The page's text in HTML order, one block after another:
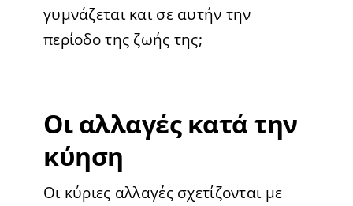
γυμνάζεται και σε αυτήν την
περίοδο της ζωής της;
Οι αλλαγές κατά την
κύηση
Οι κύριες αλλαγές σχετίζονται με